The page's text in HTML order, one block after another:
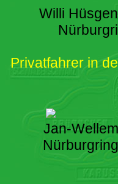
Willi
Privatfahrer in
Jan-